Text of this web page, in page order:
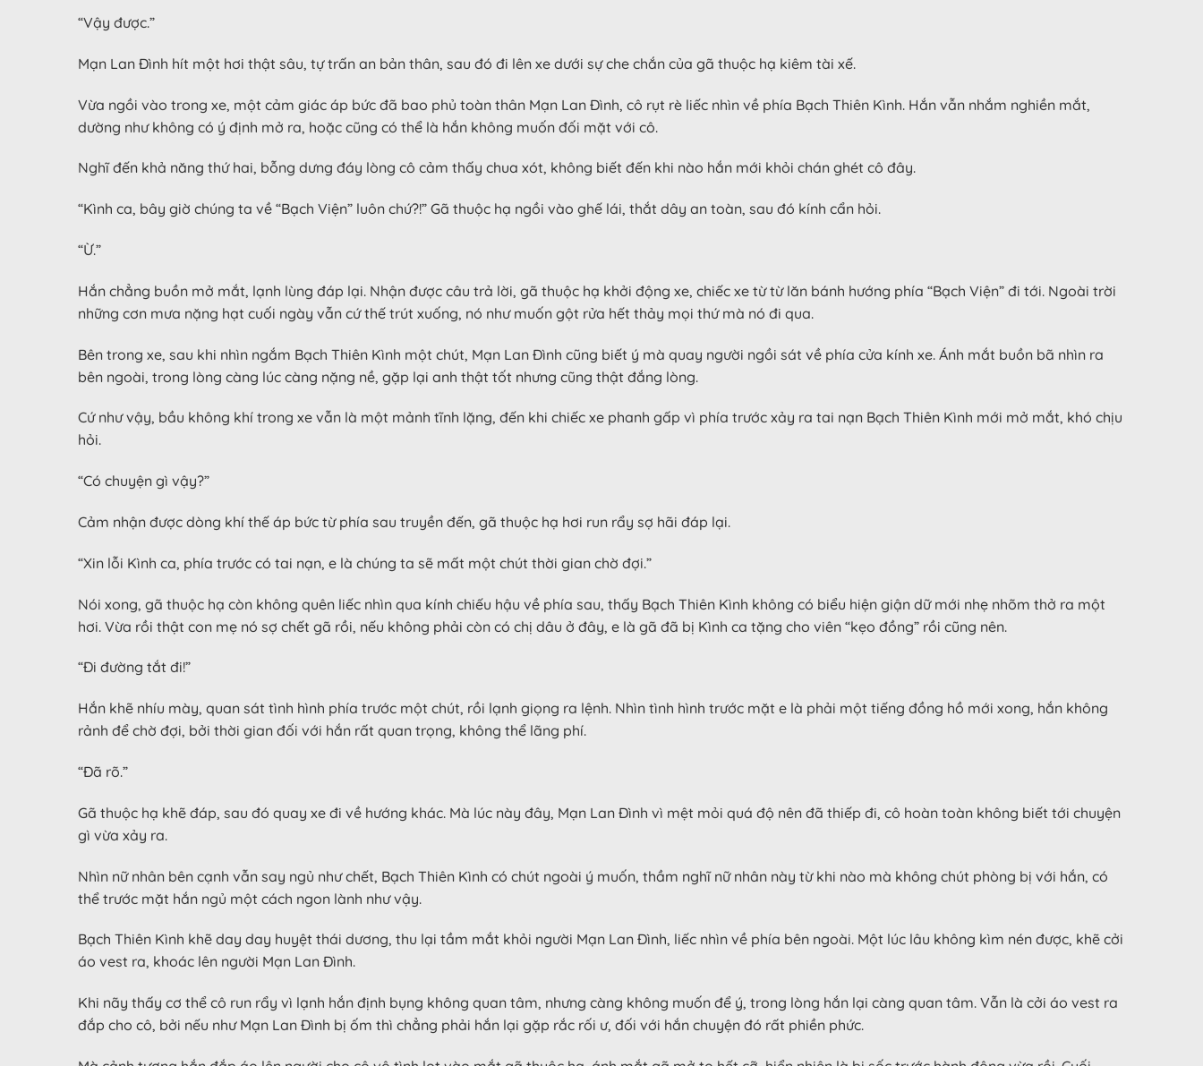
“Vậy được.”
Mạn Lan Đình hít một hơi thật sâu, tự trấn an bản thân, sau đó đi lên xe dưới sự che chắn của gã thuộc hạ kiêm tài xế.
Vừa ngồi vào trong xe, một cảm giác áp bức đã bao phủ toàn thân Mạn Lan Đình, cô rụt rè liếc nhìn về phía Bạch Thiên Kình. Hắn vẫn nhắm nghiền mắt,
dường như không có ý định mở ra, hoặc cũng có thể là hắn không muốn đối mặt với cô.
Nghĩ đến khả năng thứ hai, bỗng dưng đáy lòng cô cảm thấy chua xót, không biết đến khi nào hắn mới khỏi chán ghét cô đây.
“Kình ca, bây giờ chúng ta về “Bạch Viện” luôn chứ?!” Gã thuộc hạ ngồi vào ghế lái, thắt dây an toàn, sau đó kính cẩn hỏi.
“Ừ.”
Hắn chẳng buồn mở mắt, lạnh lùng đáp lại. Nhận được câu trả lời, gã thuộc hạ khởi động xe, chiếc xe từ từ lăn bánh hướng phía “Bạch Viện” đi tới. Ngoài trời
những cơn mưa nặng hạt cuối ngày vẫn cứ thế trút xuống, nó như muốn gột rửa hết thảy mọi thứ mà nó đi qua.
Bên trong xe, sau khi nhìn ngắm Bạch Thiên Kình một chút, Mạn Lan Đình cũng biết ý mà quay người ngồi sát về phía cửa kính xe. Ánh mắt buồn bã nhìn ra
bên ngoài, trong lòng càng lúc càng nặng nề, gặp lại anh thật tốt nhưng cũng thật đắng lòng.
Cứ như vậy, bầu không khí trong xe vẫn là một mảnh tĩnh lặng, đến khi chiếc xe phanh gấp vì phía trước xảy ra tai nạn Bạch Thiên Kình mới mở mắt, khó chịu
hỏi.
“Có chuyện gì vậy?”
Cảm nhận được dòng khí thế áp bức từ phía sau truyền đến, gã thuộc hạ hơi run rẩy sợ hãi đáp lại.
“Xin lỗi Kình ca, phía trước có tai nạn, e là chúng ta sẽ mất một chút thời gian chờ đợi.”
Nói xong, gã thuộc hạ còn không quên liếc nhìn qua kính chiếu hậu về phía sau, thấy Bạch Thiên Kình không có biểu hiện giận dữ mới nhẹ nhõm thở ra một
hơi. Vừa rồi thật con mẹ nó sợ chết gã rồi, nếu không phải còn có chị dâu ở đây, e là gã đã bị Kình ca tặng cho viên “kẹo đồng” rồi cũng nên.
“Đi đường tắt đi!”
Hắn khẽ nhíu mày, quan sát tình hình phía trước một chút, rồi lạnh giọng ra lệnh. Nhìn tình hình trước mặt e là phải một tiếng đồng hồ mới xong, hắn không
rảnh để chờ đợi, bởi thời gian đối với hắn rất quan trọng, không thể lãng phí.
“Đã rõ.”
Gã thuộc hạ khẽ đáp, sau đó quay xe đi về hướng khác. Mà lúc này đây, Mạn Lan Đình vì mệt mỏi quá độ nên đã thiếp đi, cô hoàn toàn không biết tới chuyện
gì vừa xảy ra.
Nhìn nữ nhân bên cạnh vẫn say ngủ như chết, Bạch Thiên Kình có chút ngoài ý muốn, thầm nghĩ nữ nhân này từ khi nào mà không chút phòng bị với hắn, có
thể trước mặt hắn ngủ một cách ngon lành như vậy.
Bạch Thiên Kình khẽ day day huyệt thái dương, thu lại tầm mắt khỏi người Mạn Lan Đình, liếc nhìn về phía bên ngoài. Một lúc lâu không kìm nén được, khẽ cởi
áo vest ra, khoác lên người Mạn Lan Đình.
Khi nãy thấy cơ thể cô run rẩy vì lạnh hắn định bụng không quan tâm, nhưng càng không muốn để ý, trong lòng hắn lại càng quan tâm. Vẫn là cởi áo vest ra
đắp cho cô, bởi nếu như Mạn Lan Đình bị ốm thì chẳng phải hắn lại gặp rắc rối ư, đối với hắn chuyện đó rất phiền phức.